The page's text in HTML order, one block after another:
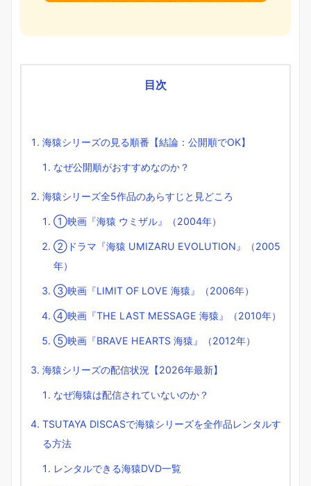
目次
海猿シリーズの見る順番【結論：公開順でOK】
なぜ公開順がおすすめなのか？
海猿シリーズ全5作品のあらすじと見どころ
①映画『海猿 ウミザル』（2004年）
②ドラマ『海猿 UMIZARU EVOLUTION』（2005
年）
③映画『LIMIT OF LOVE 海猿』（2006年）
④映画『THE LAST MESSAGE 海猿』（2010年）
⑤映画『BRAVE HEARTS 海猿』（2012年）
海猿シリーズの配信状況【2026年最新】
なぜ海猿は配信されていないのか？
TSUTAYA DISCASで海猿シリーズを全作品レンタルす
る方法
レンタルできる海猿DVD一覧